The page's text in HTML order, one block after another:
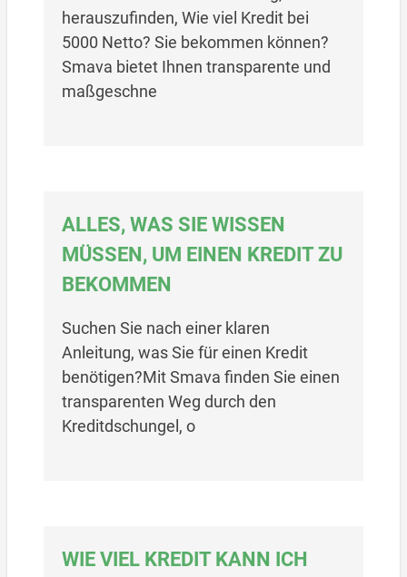
herauszufinden, Wie viel Kredit bei
5000 Netto? Sie bekommen können?
Smava bietet Ihnen transparente und
maßgeschne
ALLES, WAS SIE WISSEN
MÜSSEN, UM EINEN KREDIT ZU
BEKOMMEN
Suchen Sie nach einer klaren
Anleitung, was Sie für einen Kredit
benötigen?Mit Smava finden Sie einen
transparenten Weg durch den
Kreditdschungel, o
WIE VIEL KREDIT KANN ICH